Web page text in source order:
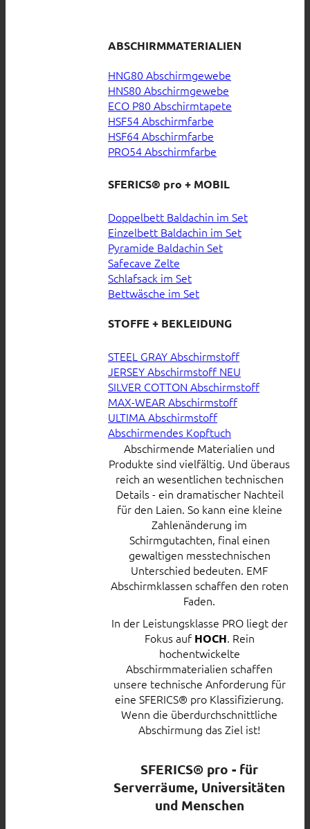
ABSCHIRMMATERIALIEN
HNG80 Abschirmgewebe
HNS80 Abschirmgewebe
ECO P80 Abschirmtapete
HSF54 Abschirmfarbe
HSF64 Abschirmfarbe
PRO54 Abschirmfarbe
SFERICS® pro + MOBIL
Doppelbett Baldachin im Set
Einzelbett Baldachin im Set
Pyramide Baldachin Set
Safecave Zelte
Schlafsack im Set
Bettwäsche im Set
STOFFE + BEKLEIDUNG
STEEL GRAY Abschirmstoff
JERSEY Abschirmstoff
SILVER COTTON Abschirmstoff
MAX-WEAR Abschirmstoff
ULTIMA Abschirmstoff
Abschirmendes Kopftuch
Abschirmende Materialien und
Produkte sind vielfältig. Und überaus
reich an wesentlichen technischen
Details - ein dramatischer Nachteil
für den Laien. So kann eine kleine
Zahlenänderung im
Schirmgutachten, final einen
gewaltigen messtechnischen
Unterschied bedeuten. EMF
Abschirmklassen schaffen den roten
Faden.
In der Leistungsklasse PRO liegt der
Fokus auf HOCH. Rein
hochentwickelte
Abschirmmaterialien schaffen
unsere technische Anforderung für
eine SFERICS® pro Klassifizierung.
Wenn die überdurchschnittliche
Abschirmung das Ziel ist!
SFERICS® pro - für
Serverräume, Universitäten
und Menschen